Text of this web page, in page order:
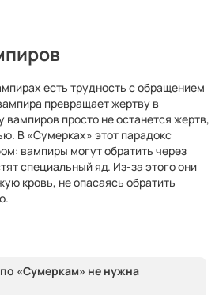
есть трудность с обращением
превращает жертву в
вампиров просто не останется жертв,
В «Сумерках» этот парадокс
вампиры могут обратить через
специальный яд. Из-за этого они
кровь, не опасаясь обратить
«Сумеркам» не нужна